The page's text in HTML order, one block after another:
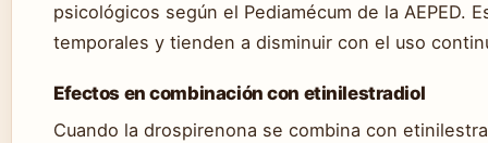
psicológicos según el Pediamécum de la AEPED.
temporales y tienden a disminuir con el uso
Efectos en combinación con etinilestradiol
Cuando la drospirenona se combina con